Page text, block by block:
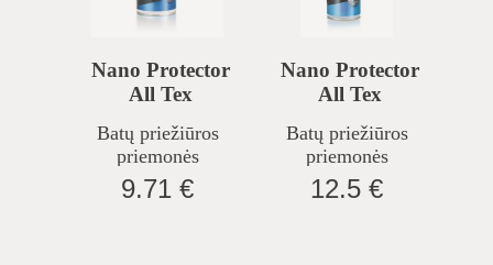
Nano Protector
All Tex
Avalynei, 200 Ml
Batų priežiūros
priemonės
9.71 €
Nano Protector
All Tex
Avalynei, 400 Ml
Batų priežiūros
priemonės
12.5 €